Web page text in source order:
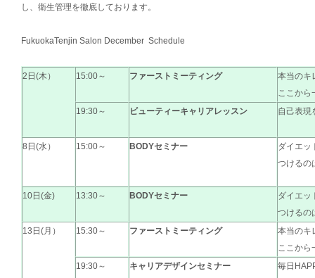
し、衛生管理を徹底しております。
FukuokaTenjin Salon December Schedule
2日(木） 15:00～ ファーストミーティング
本当のキ
ここか
19:30～
ビューティーキャリアレッスン 自己表現
8日(水） 15:00～ BODYセミナー
ダイエッ
つけるの
10日(金) 13:30～ BODYセミナー
ダイエッ
つけるの
13日(月）
15:30～ ファーストミーティング
本当のキ
ここか
19:30～
キャリアデザインセミナー 毎日